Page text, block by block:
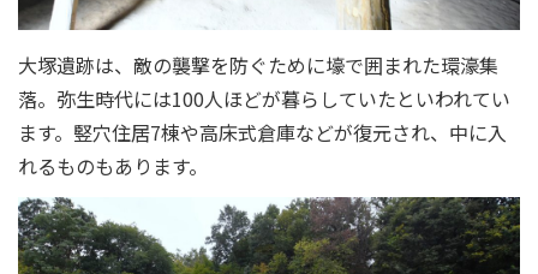
大塚遺跡は、敵の襲撃を防ぐために壕で囲まれた環濠集
落。弥生時代には100人ほどが暮らしていたといわれてい
ます。竪穴住居7棟や高床式倉庫などが復元され、中に入
れるものもあります。